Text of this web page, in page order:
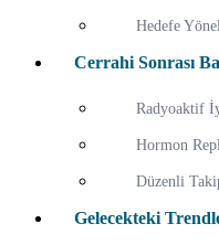
Hedefe
Cerrahi Sonrası
Radyoaktif
Hormon
Düzenli
Gelecekteki